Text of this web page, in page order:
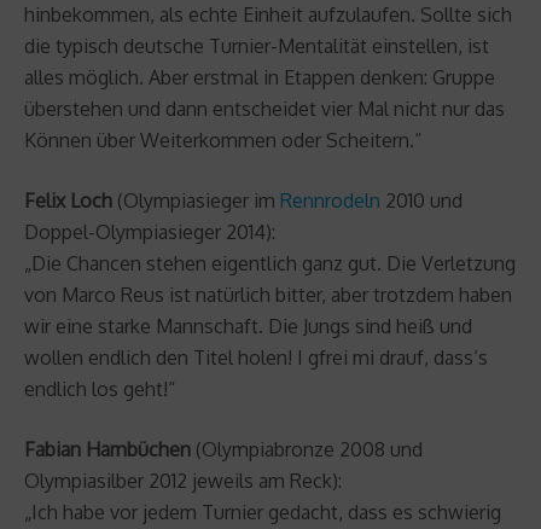
hinbekommen, als echte Einheit aufzulaufen. Sollte sich
die typisch deutsche Turnier-Mentalität einstellen, ist
alles möglich. Aber erstmal in Etappen denken: Gruppe
überstehen und dann entscheidet vier Mal nicht nur das
Können über Weiterkommen oder Scheitern.“
Felix Loch (Olympiasieger im Rennrodeln 2010 und
Doppel-Olympiasieger 2014):
„Die Chancen stehen eigentlich ganz gut. Die Verletzung
von Marco Reus ist natürlich bitter, aber trotzdem haben
wir eine starke Mannschaft. Die Jungs sind heiß und
wollen endlich den Titel holen! I gfrei mi drauf, dass‘s
endlich los geht!“
Fabian Hambüchen (Olympiabronze 2008 und
Olympiasilber 2012 jeweils am Reck):
„Ich habe vor jedem Turnier gedacht, dass es schwierig